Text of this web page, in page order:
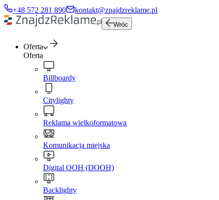
+48 572 281 890 kontakt@znajdzreklame.pl
Wróc
Oferta
Oferta
Billboardy
Citylighty
Reklama wielkoformatowa
Komunikacja miejska
Digital OOH (DOOH)
Backlighty